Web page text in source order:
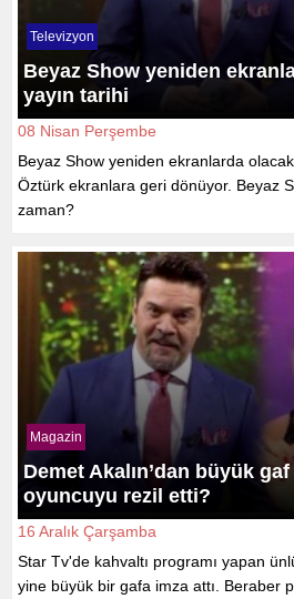
Televizyon
Beyaz Show yeniden
yayın tarihi
08 Nisan Perşembe
Beyaz Show yeniden ekranlarda
Öztürk ekranlara geri dönüyor. Beyaz
zaman?
Magazin
Demet Akalın’dan büyük
oyuncuyu rezil etti?
16 Aralık Çarşamba
Star Tv'de kahvaltı programı yapan
yine büyük bir gafa imza attı. Beraber